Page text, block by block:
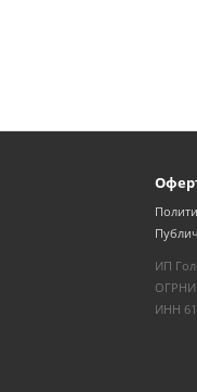
ИП
ИНН